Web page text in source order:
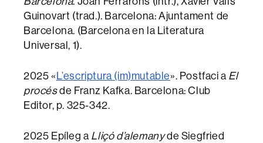
Guinovart (trad.). Barcelona: Ajuntament de
Barcelona. (Barcelona en la Literatura
Universal, 1).
2025 « L’escriptura (im)mutable». Postfaci a El
procésde Franz Kafka. Barcelona: Club
Editor, p. 325-342.
2025 Epíleg a Lliçó d’alemanyde Siegfried